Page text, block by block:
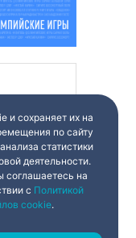
и сохраняет их на
по сайту
статистики
деятельности.
соглашаетесь на
с Политикой
cookie.